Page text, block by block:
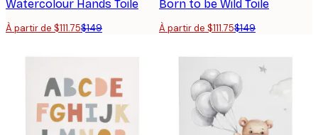
Watercolour Hands Toile
À partir de $111.75$149
Born to be Wild Toile
À partir de $111.75$149